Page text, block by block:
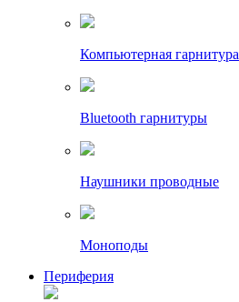
Компьютерная гарнитура
Bluetooth гарнитуры
Наушники проводные
Моноподы
Периферия